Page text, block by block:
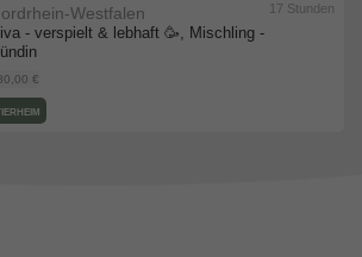
- verspielt & lebhaft 🥳, Mischling -
Westfalen
€
17 Stunden